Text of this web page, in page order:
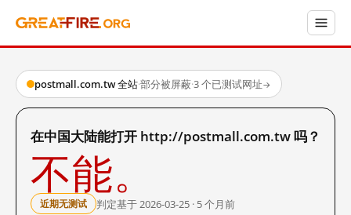
postmall.com.tw 全站·部分被屏蔽·3 个已测试网址→
在中国大陆能打开 http://postmall.com.tw 吗？
不能。
近期无测试 判定基于 2026-03-25 · 5 个月前